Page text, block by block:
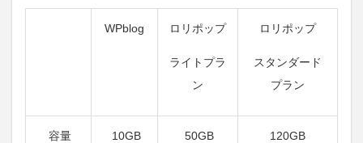
WPblog ロリポップ
ライトプラ
ン
ロリポップ
スタンダード
プラン
容量 10GB 50GB 120GB